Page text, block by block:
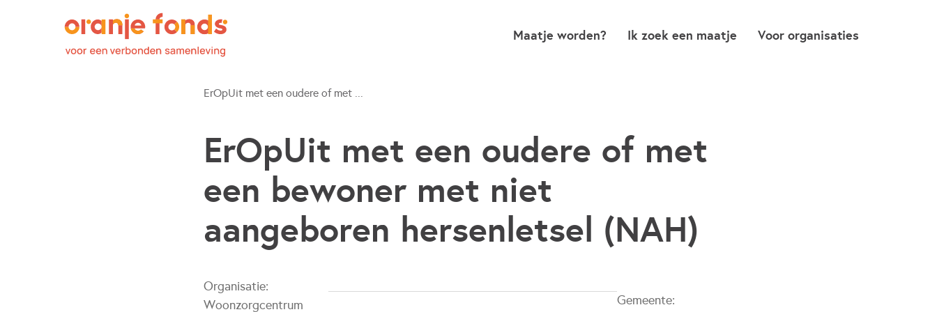
Maatje worden? Ik zoek een maatje Voor organisaties
ErOpUit met een oudere of met ...
ErOpUit met een oudere of met
een bewoner met niet
aangeboren hersenletsel (NAH)
Organisatie:
Woonzorgcentrum
Gemeente: